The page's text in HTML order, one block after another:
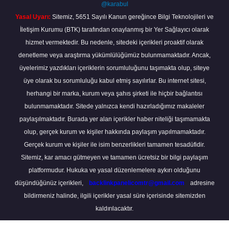
@karabul
Yasal Uyarı: Sitemiz, 5651 Sayılı Kanun gereğince Bilgi Teknolojileri ve
İletişim Kurumu (BTK) tarafından onaylanmış bir Yer Sağlayıcı olarak
hizmet vermektedir. Bu nedenle, sitedeki içerikleri proaktif olarak
denetleme veya araştırma yükümlülüğümüz bulunmamaktadır. Ancak,
üyelerimiz yazdıkları içeriklerin sorumluluğunu taşımakta olup, siteye
üye olarak bu sorumluluğu kabul etmiş sayılırlar. Bu internet sitesi,
herhangi bir marka, kurum veya şahıs şirketi ile hiçbir bağlantısı
bulunmamaktadır. Sitede yalnızca kendi hazırladığımız makaleler
paylaşılmaktadır. Burada yer alan içerikler haber niteliği taşımamakta
olup, gerçek kurum ve kişiler hakkında paylaşım yapılmamaktadır.
Gerçek kurum ve kişiler ile isim benzerlikleri tamamen tesadüfidir.
Sitemiz, kar amacı gütmeyen ve tamamen ücretsiz bir bilgi paylaşım
platformudur. Hukuka ve yasal düzenlemelere aykırı olduğunu
düşündüğünüz içerikleri,
backlinkpanelicomtr@gmail.com
adresine
bildirmeniz halinde, ilgili içerikler yasal süre içerisinde sitemizden
kaldırılacaktır.